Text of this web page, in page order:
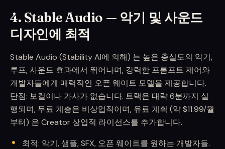
4. Stable Audio — 악기 및 사운드
디자인에 최적
Stable Audio (Stability AI에 의해) 는 높은 충실도의 악기,
루프, 사운드 효과에서 뛰어나며, 강력한 프롬프트 제어와
개발자들에게 매력적인 오픈 웨이트 모델을 제공합니다.
단점: 보컬이나 가사가 없습니다. 트랙은 대략 6분까지 실
행되며, 무료 계층은 비상업적이며, 유료 계획 (약 $11.99/월
부터) 은 Creator 상업적 라이선스를 추가합니다.
최적: 악기, 샘플, SFX, 오픈 웨이트를 원하는 개발자들.